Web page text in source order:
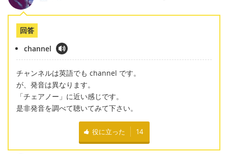
回答
channel
チャンネルは英語でも channel です。
が、発音は異なります。
「チェアノー」に近い感じです。
是非発音を調べて聴いてみて下さい。
役に立った 14